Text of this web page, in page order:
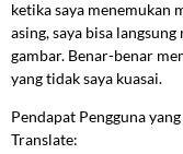
ketika saya menemukan
asing, saya bisa
gambar. Benar-benar
yang tidak saya kuasai.
Pendapat Pengguna
Translate: